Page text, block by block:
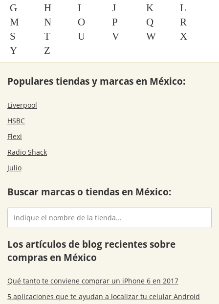
G
H I J K
L
M
N O P Q
R
S
T U V W
X
Y
Z
Populares tiendas y marcas en México:
Liverpool
HSBC
Flexi
Radio Shack
Julio
Buscar marcas o tiendas en México:
Los artículos de blog recientes sobre
compras en México
Qué tanto te conviene comprar un iPhone 6 en 2017
5 aplicaciones que te ayudan a localizar tu celular Android